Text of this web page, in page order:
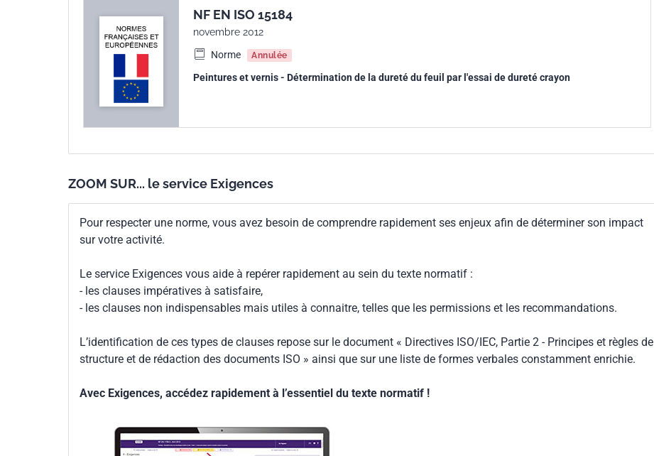
internationale
ISO 15184:2020
européenne
EN ISO 15184:2020
NF EN ISO 15184
novembre 2012
Norme
Annulée
Peintures et vernis - Détermination de la dureté du feuil par l'essai de dureté crayon
ZOOM SUR... le service Exigences
Pour respecter une norme, vous avez besoin de comprendre rapidement ses enjeux afin de déterminer son impact
sur votre activité.
Le service Exigences vous aide à repérer rapidement au sein du texte normatif :
- les clauses impératives à satisfaire,
- les clauses non indispensables mais utiles à connaitre, telles que les permissions et les recommandations.
L’identification de ces types de clauses repose sur le document « Directives ISO/IEC, Partie 2 - Principes et règles de
structure et de rédaction des documents ISO » ainsi que sur une liste de formes verbales constamment enrichie.
Avec Exigences, accédez rapidement à l’essentiel du texte normatif !